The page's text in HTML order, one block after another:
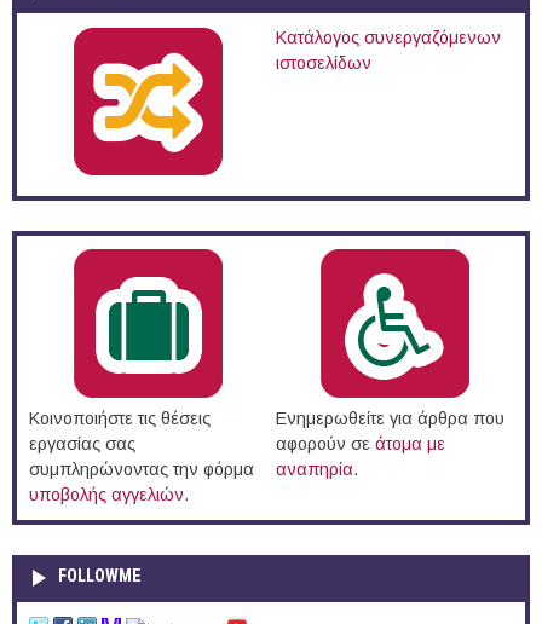
Κατάλογος συνεργαζόμενων
ιστοσελίδων
Κοινοποιήστε τις θέσεις
εργασίας σας
συμπληρώνοντας την φόρμα
υποβολής αγγελιών.
Ενημερωθείτε για άρθρα που
αφορούν σε άτομα με
αναπηρία.
FOLLOWME